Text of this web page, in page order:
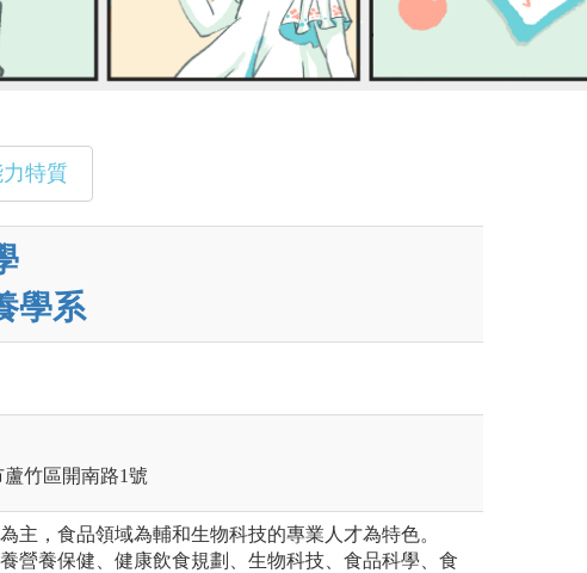
特質
學系
蘆竹區開南路1號
主，食品領域為輔和生物科技的專業人才為特色。
營養保健、健康飲食規劃、生物科技、食品科學、食